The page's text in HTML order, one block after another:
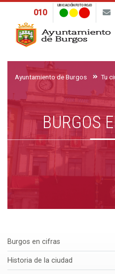
010
UBICACIÓN FOTO ROJO
Ayuntamiento de Burgos Tu
BURGOS
Burgos en cifras
Historia de la ciudad